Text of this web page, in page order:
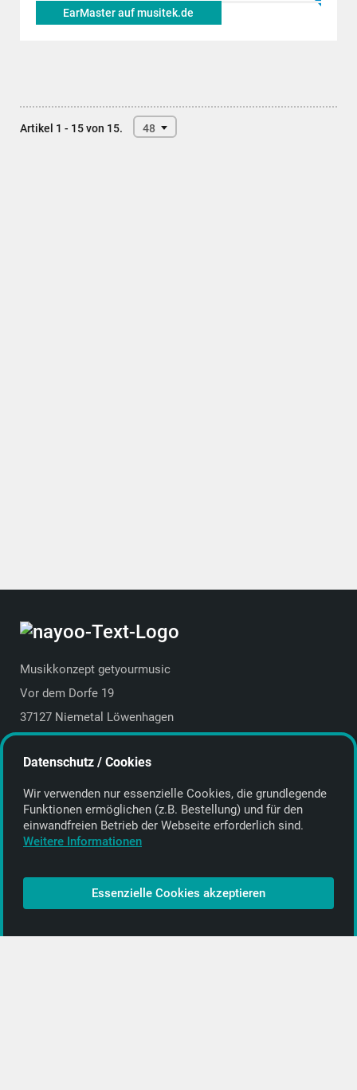
EarMaster auf musitek.de
Artikel 1 - 15 von 15. 48
Musikkonzept getyourmusic
Vor dem Dorfe 19
37127 Niemetal Löwenhagen
E-Mail:info@getyourmusic.de
Alle Informationen
Kontakt
CD-Anbieter werden
CD-Anbieter-Login
Datenschutz / Cookies
Wir verwenden nur essenzielle Cookies, die grund­legende
Funktionen ermöglichen (z.B. Bestellung) und für den
einwand­freien Betrieb der Webseite erforderlich sind.
Weitere Informationen
Essenzielle Cookies akzeptieren